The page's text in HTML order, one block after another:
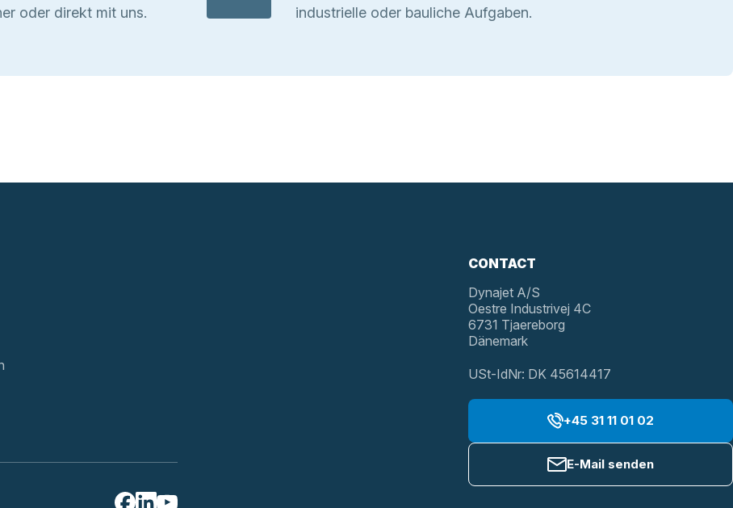
oder direkt mit uns.
industrielle oder bauliche Aufgaben.
CONTACT
Dynajet A/S
Oestre Industrivej 4C
6731 Tjaereborg
Dänemark
USt-IdNr: DK 45614417
+45 31 11 01 02
E-Mail senden